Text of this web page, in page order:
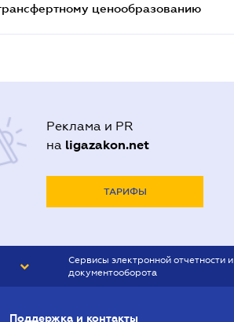
ценообразованию
Реклама и PR
на ligazakon.net
ТАРИФЫ
Сервисы электронной отчетности и
документооборота
Поддержка и контакты